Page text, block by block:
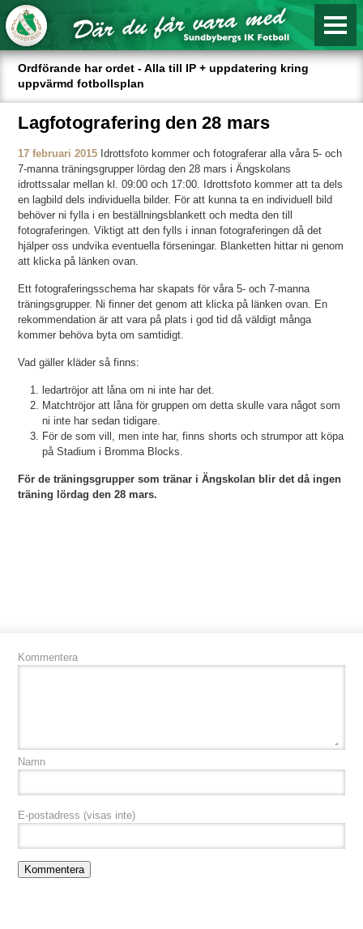
Ordförande har ordet - Alla till IP + uppdatering kring
uppvärmd fotbollsplan
Lagfotografering den 28 mars
17 februari 2015 Idrottsfoto kommer och fotograferar alla våra 5- och
7-manna träningsgrupper lördag den 28 mars i Ängskolans
idrottssalar mellan kl. 09:00 och 17:00. Idrottsfoto kommer att ta dels
en lagbild dels individuella bilder. För att kunna ta en individuell bild
behöver ni fylla i en beställningsblankett och medta den till
fotograferingen. Viktigt att den fylls i innan fotograferingen då det
hjälper oss undvika eventuella förseningar. Blanketten hittar ni genom
att klicka på länken ovan.
Ett fotograferingsschema har skapats för våra 5- och 7-manna
träningsgrupper. Ni finner det genom att klicka på länken ovan. En
rekommendation är att vara på plats i god tid då väldigt många
kommer behöva byta om samtidigt.
Vad gäller kläder så finns:
ledartröjor att låna om ni inte har det.
Matchtröjor att låna för gruppen om detta skulle vara något som
ni inte har sedan tidigare.
För de som vill, men inte har, finns shorts och strumpor att köpa
på Stadium i Bromma Blocks.
För de träningsgrupper som tränar i Ängskolan blir det då ingen
träning lördag den 28 mars.
Kommentera
Namn
E-postadress (visas inte)